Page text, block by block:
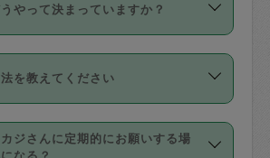
したい場合は、延長機能をご
さい。機能をご利用いただくに
請することが必要です。な
を下回っても、値引き等はござ
。
やって決まっていますか？
価格帯の中からタスカジさん自
選んで設定しています。
さんの価格設定には最初は制限
レビュー件数、レビューの平均
除々に設定可能な最高額が上
を教えてください
法はクレジットカード（Visa／
／AMERICAN EXPRESS／
ジさんに定期的にお願いする場